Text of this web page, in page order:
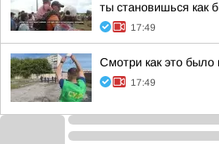
ты становишься как
17:49
Смотри как это
17:49